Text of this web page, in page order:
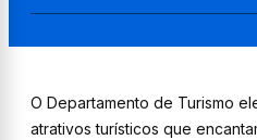
O Departamento de Turismo
atrativos turísticos que